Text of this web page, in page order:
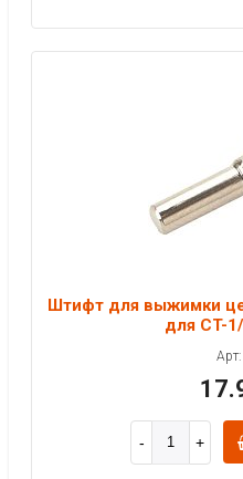
Штифт для выжимки
для CT-